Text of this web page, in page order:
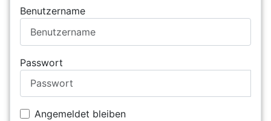
Benutzername
Passwort
Angemeldet bleiben